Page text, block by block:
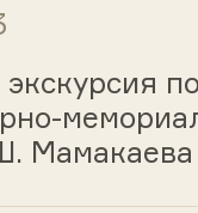
по
Мамакаева